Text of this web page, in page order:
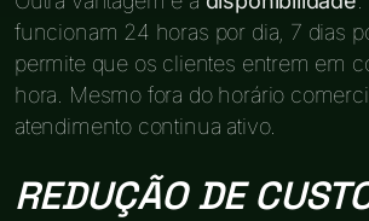
funcionam 24 horas por dia, 7 dias
permite que os clientes entrem em
hora. Mesmo fora do horário
atendimento continua ativo.
REDUÇÃO DE